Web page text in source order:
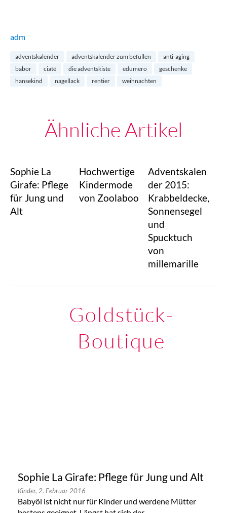
adm
adventskalender adventskalender zum befüllen
anti-aging
babor
ciaté die adventskiste edumero
geschenke
hansekind
nagellack rentier weihnachten
Ähnliche Artikel
Sophie La
Girafe: Pflege
für Jung und
Alt
Hochwertige
Kindermode
von Zoolaboo
Adventskalen
der 2015:
Krabbeldecke,
Sonnensegel
und
Spucktuch
von
millemarille
Goldstück-
Boutique
Sophie La Girafe: Pflege für Jung und Alt
Kinder, 2. Februar 2016
Babyöl ist nicht nur für Kinder und werdene Mütter